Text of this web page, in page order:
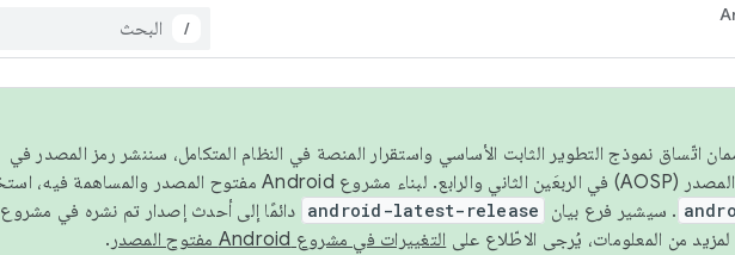
/
من عام 2026، ولضمان اتّساق نموذج التطوير الثابت الأساسي واستقرار المنصة في النظام المتكامل، سننشر رمز المصدر في
. سيشير فرع بيان android-latest-release دائمًا إلى أحدث إصدار تم نشره في مشروع
التغييرات في مشروع Android مفتوح المصدر .